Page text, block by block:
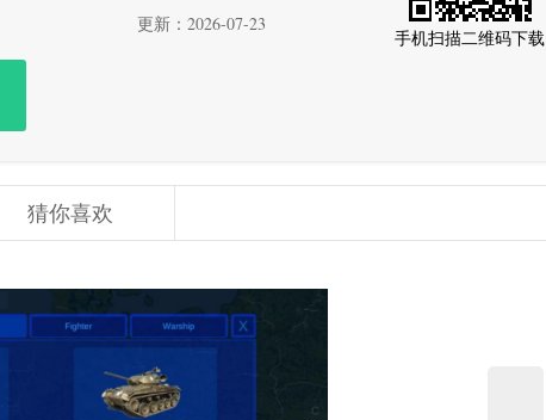
更新：2026-07-23
手机扫描二维码下载
猜你喜欢